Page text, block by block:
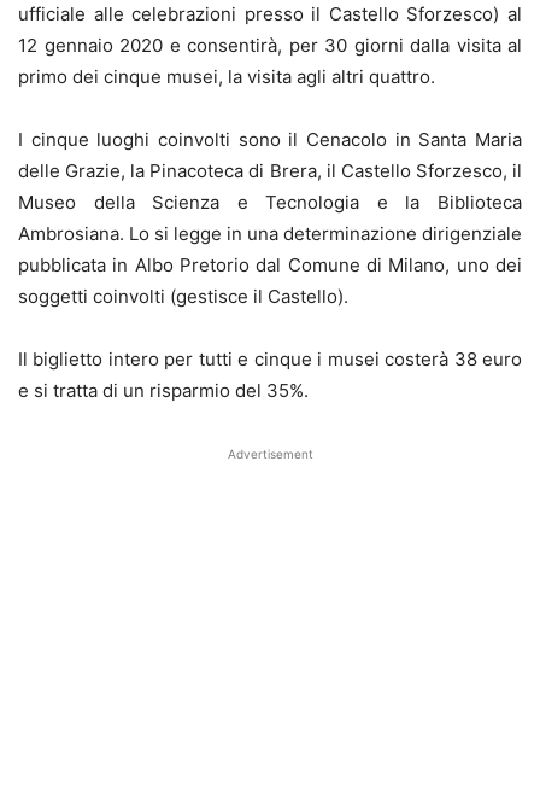
ufficiale alle celebrazioni presso il Castello Sforzesco) al
12 gennaio 2020 e consentirà, per 30 giorni dalla visita al
primo dei cinque musei, la visita agli altri quattro.
I cinque luoghi coinvolti sono il Cenacolo in Santa Maria
delle Grazie, la Pinacoteca di Brera, il Castello Sforzesco, il
Museo della Scienza e Tecnologia e la Biblioteca
Ambrosiana. Lo si legge in una determinazione dirigenziale
pubblicata in Albo Pretorio dal Comune di Milano, uno dei
soggetti coinvolti (gestisce il Castello).
Il biglietto intero per tutti e cinque i musei costerà 38 euro
e si tratta di un risparmio del 35%.
Advertisement